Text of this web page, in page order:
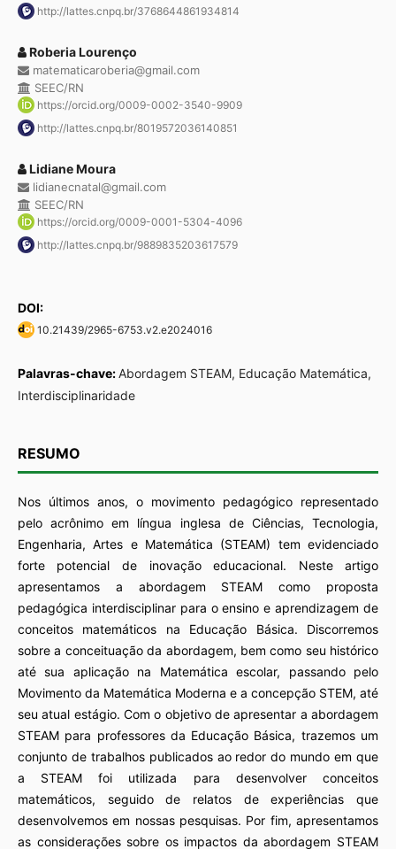
http://lattes.cnpq.br/3768644861934814
Roberia Lourenço
matematicaroberia@gmail.com
SEEC/RN
https://orcid.org/0009-0002-3540-9909
http://lattes.cnpq.br/8019572036140851
Lidiane Moura
lidianecnatal@gmail.com
SEEC/RN
https://orcid.org/0009-0001-5304-4096
http://lattes.cnpq.br/9889835203617579
DOI:
10.21439/2965-6753.v2.e2024016
Palavras-chave:Abordagem STEAM, Educação Matemática,
Interdisciplinaridade
RESUMO
Nos últimos anos, o movimento pedagógico representado
pelo acrônimo em língua inglesa de Ciências, Tecnologia,
Engenharia, Artes e Matemática (STEAM) tem evidenciado
forte potencial de inovação educacional. Neste artigo
apresentamos a abordagem STEAM como proposta
pedagógica interdisciplinar para o ensino e aprendizagem de
conceitos matemáticos na Educação Básica. Discorremos
sobre a conceituação da abordagem, bem como seu histórico
até sua aplicação na Matemática escolar, passando pelo
Movimento da Matemática Moderna e a concepção STEM, até
seu atual estágio. Com o objetivo de apresentar a abordagem
STEAM para professores da Educação Básica, trazemos um
conjunto de trabalhos publicados ao redor do mundo em que
a STEAM foi utilizada para desenvolver conceitos
matemáticos, seguido de relatos de experiências que
desenvolvemos em nossas pesquisas. Por fim, apresentamos
as considerações sobre os impactos da abordagem STEAM